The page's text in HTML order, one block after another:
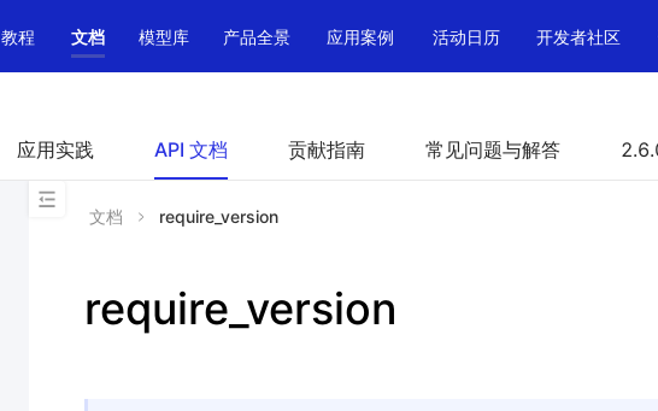
教程 文档 模型库 产品全景 应用案例 活动日历 开发者社区
应用实践 API 文档 贡献指南 常见问题与解答
文档 require_version
require_version